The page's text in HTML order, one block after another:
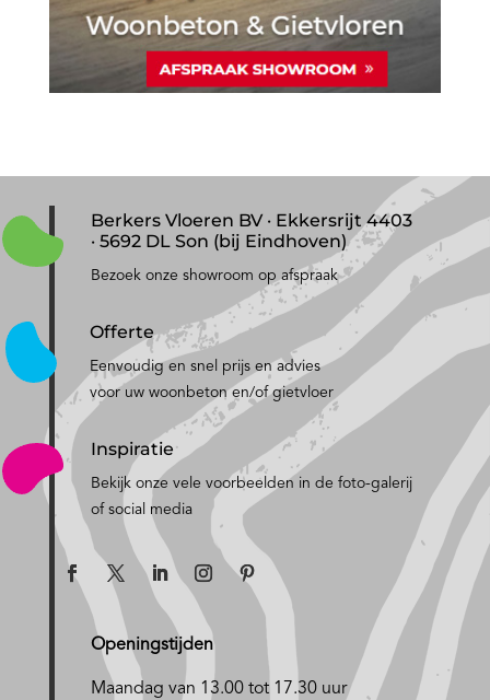
Berkers Vloeren BV · Ekkersrijt 4403
· 5692 DL Son (bij Eindhoven)
Bezoek onze showroom op afspraak
Offerte
Eenvoudig en snel prijs en advies
voor uw woonbeton en/of gietvloer
Inspiratie
Bekijk onze vele voorbeelden in de foto-galerij
of social media
Openingstijden
Maandag van 13.00 tot 17.30 uur